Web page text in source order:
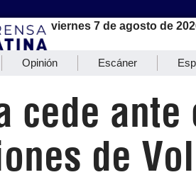
viernes 7 de agosto de
Opinión Escáner
cede
de